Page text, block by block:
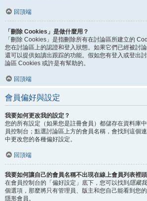
回頂端
「刪除 Cookies」是做什麼用？
「刪除 Cookies」是指刪除所有在討論區所建立的
您在討論區上的認證和登入狀態。如果它們已經被討
還可以提供如讀出跟踪的功能。假如您有登入或登出
論區 Cookies 或許是有幫助的。
回頂端
會員偏好與設定
我要如何更改我的設定？
您的所有設定（如果您是註冊會員）都儲存在資料庫
員控制台；點選討論區上方的會員名稱，會找到這個
中更改您的各種偏好設定。
回頂端
我要如何讓自己的會員名稱不出現在線上會員列表裡
在會員控制台的「偏好設定」底下，您可以找到 隱藏
個選項，那麼將只有管理員、版主和您自己能看到您
隱形會員。